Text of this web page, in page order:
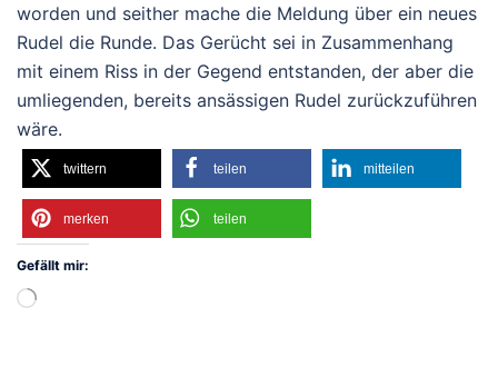
worden und seither mache die Meldung über ein neues
Rudel die Runde. Das Gerücht sei in Zusammenhang
mit einem Riss in der Gegend entstanden, der aber die
umliegenden, bereits ansässigen Rudel zurückzuführen
wäre.
twittern teilen mitteilen
merken teilen
Gefällt mir:
Wird